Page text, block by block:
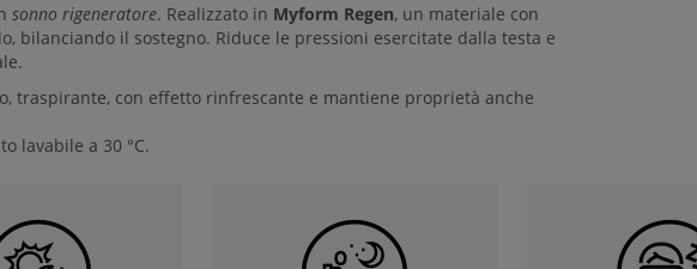
sonno rigeneratore. Realizzato in Myform Regen, un materiale con
bilanciando il sostegno. Riduce le pressioni esercitate dalla testa e
traspirante, con effetto rinfrescante e mantiene proprietà anche
lavabile a 30 °C.